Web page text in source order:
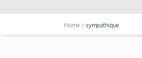
Home / sympathique